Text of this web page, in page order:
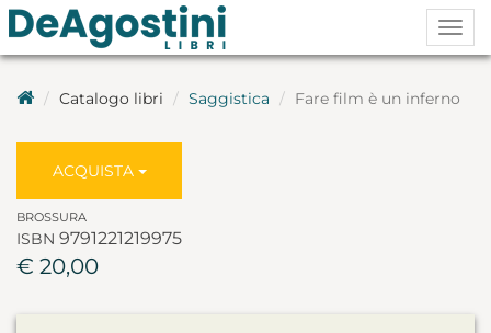
Catalogo libri Saggistica Fare film è un inferno
ACQUISTA
BROSSURA
ISBN 9791221219975
€ 20,00